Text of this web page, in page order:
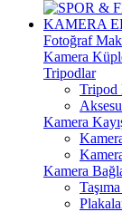
KAMERA
Fotoğraf
Kamera
Tripodlar
Tripod
Kamera
Kamera